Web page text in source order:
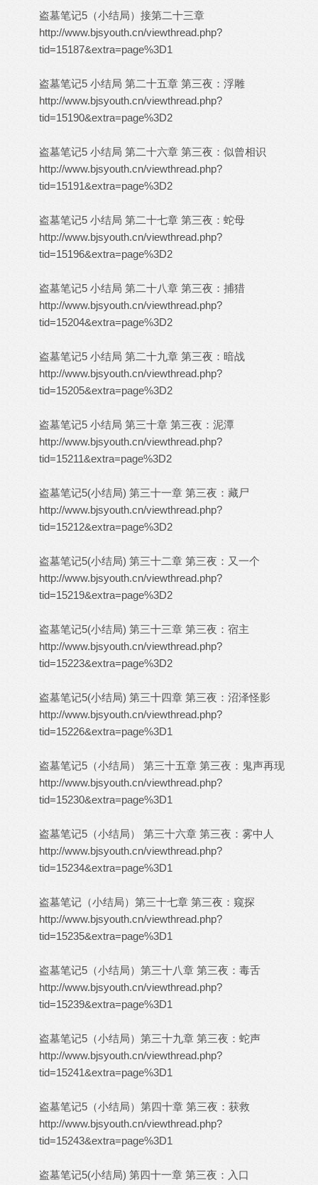
盗墓笔记5（小结局）接第二十三章
http://www.bjsyouth.cn/viewthread.php?
tid=15187&extra=page%3D1
盗墓笔记5 小结局 第二十五章 第三夜：浮雕
http://www.bjsyouth.cn/viewthread.php?
tid=15190&extra=page%3D2
盗墓笔记5 小结局 第二十六章 第三夜：似曾相识
http://www.bjsyouth.cn/viewthread.php?
tid=15191&extra=page%3D2
盗墓笔记5 小结局 第二十七章 第三夜：蛇母
http://www.bjsyouth.cn/viewthread.php?
tid=15196&extra=page%3D2
盗墓笔记5 小结局 第二十八章 第三夜：捕猎
http://www.bjsyouth.cn/viewthread.php?
tid=15204&extra=page%3D2
盗墓笔记5 小结局 第二十九章 第三夜：暗战
http://www.bjsyouth.cn/viewthread.php?
tid=15205&extra=page%3D2
盗墓笔记5 小结局 第三十章 第三夜：泥潭
http://www.bjsyouth.cn/viewthread.php?
tid=15211&extra=page%3D2
盗墓笔记5(小结局) 第三十一章 第三夜：藏尸
http://www.bjsyouth.cn/viewthread.php?
tid=15212&extra=page%3D2
盗墓笔记5(小结局) 第三十二章 第三夜：又一个
http://www.bjsyouth.cn/viewthread.php?
tid=15219&extra=page%3D2
盗墓笔记5(小结局) 第三十三章 第三夜：宿主
http://www.bjsyouth.cn/viewthread.php?
tid=15223&extra=page%3D2
盗墓笔记5(小结局) 第三十四章 第三夜：沼泽怪影
http://www.bjsyouth.cn/viewthread.php?
tid=15226&extra=page%3D1
盗墓笔记5（小结局） 第三十五章 第三夜：鬼声再现
http://www.bjsyouth.cn/viewthread.php?
tid=15230&extra=page%3D1
盗墓笔记5（小结局） 第三十六章 第三夜：雾中人
http://www.bjsyouth.cn/viewthread.php?
tid=15234&extra=page%3D1
盗墓笔记（小结局）第三十七章 第三夜：窥探
http://www.bjsyouth.cn/viewthread.php?
tid=15235&extra=page%3D1
盗墓笔记5（小结局）第三十八章 第三夜：毒舌
http://www.bjsyouth.cn/viewthread.php?
tid=15239&extra=page%3D1
盗墓笔记5（小结局）第三十九章 第三夜：蛇声
http://www.bjsyouth.cn/viewthread.php?
tid=15241&extra=page%3D1
盗墓笔记5（小结局）第四十章 第三夜：获救
http://www.bjsyouth.cn/viewthread.php?
tid=15243&extra=page%3D1
盗墓笔记5(小结局) 第四十一章 第三夜：入口